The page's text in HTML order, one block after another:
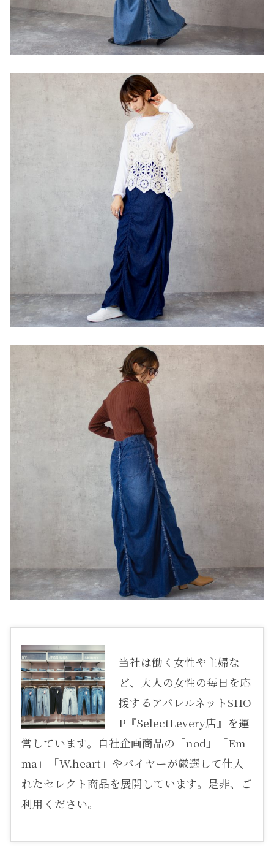
当社は働く女性や主婦な
ど、大人の女性の毎日を応
援するアパレルネットSHO
P『SelectLevery店』を運
営しています。自社企画商品の「nod」「Em
ma」「W.heart」やバイヤーが厳選して仕入
れたセレクト商品を展開しています。是非、ご
利用ください。